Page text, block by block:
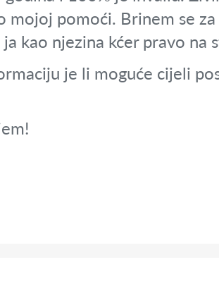
mojoj pomoći. Brinem se
kao njezina kćer pravo na
je li moguće cijeli